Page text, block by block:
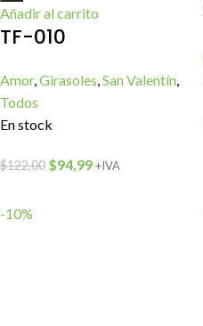
Añadir al carrito
TF-010
Amor,Girasoles,San Valentín,
Todos
En stock
$122,00 $94,99+IVA
-10%